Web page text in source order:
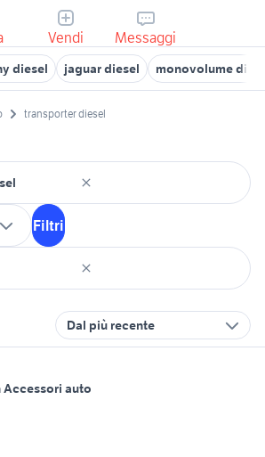
Vendi Messaggi
diesel jaguar diesel monovolume
transporter diesel
Filtri
Dal più recente
auto